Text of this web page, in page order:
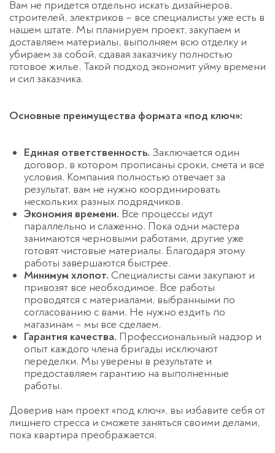
Вам не придется отдельно искать дизайнеров,
строителей, электриков – все специалисты уже есть в
нашем штате. Мы планируем проект, закупаем и
доставляем материалы, выполняем всю отделку и
убираем за собой, сдавая заказчику полностью
готовое жилье. Такой подход экономит уйму времени
и сил заказчика.
Основные преимущества формата «под ключ»:
Единая ответственность. Заключается один
договор, в котором прописаны сроки, смета и все
условия. Компания полностью отвечает за
результат, вам не нужно координировать
нескольких разных подрядчиков.
Экономия времени. Все процессы идут
параллельно и слаженно. Пока одни мастера
занимаются черновыми работами, другие уже
готовят чистовые материалы. Благодаря этому
работы завершаются быстрее.
Минимум хлопот. Специалисты сами закупают и
привозят все необходимое. Все работы
проводятся с материалами, выбранными по
согласованию с вами. Не нужно ездить по
магазинам – мы все сделаем.
Гарантия качества. Профессиональный надзор и
опыт каждого члена бригады исключают
переделки. Мы уверены в результате и
предоставляем гарантию на выполненные
работы.
Доверив нам проект «под ключ», вы избавите себя от
лишнего стресса и сможете заняться своими делами,
пока квартира преображается.